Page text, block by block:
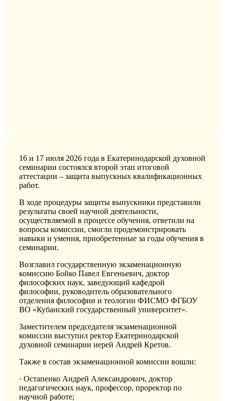
16 и 17 июля 2026 года в Екатеринодарской духовной
семинарии состоялся второй этап итоговой
аттестации – защита выпускных квалификационных
работ.
В ходе процедуры защиты выпускники представили
результаты своей научной деятельности,
осуществляемой в процессе обучения, ответили на
вопросы комиссии, смогли продемонстрировать
навыки и умения, приобретенные за годы обучения в
семинарии.
Возглавил государственную экзаменационную
комиссию Бойко Павел Евгеньевич, доктор
философских наук, заведующий кафедрой
философии, руководитель образовательного
отделения философии и теологии ФИСМО ФГБОУ
ВО «Кубанский государственный университет».
Заместителем председателя экзаменационной
комиссии выступил ректор Екатеринодарской
духовной семинарии иерей Андрей Кретов.
Также в состав экзаменационной комиссии вошли:
· Остапенко Андрей Александрович, доктор
педагогических наук, профессор, проректор по
научной работе;